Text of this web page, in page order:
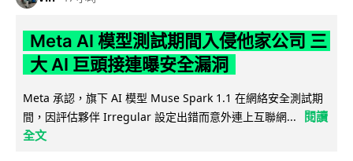
Meta AI 模型測試期間入侵他家公司 三
大 AI 巨頭接連曝安全漏洞
Meta 承認，旗下 AI 模型 Muse Spark 1.1 在網絡安全測試期
間，因評估夥伴 Irregular 設定出錯而意外連上互聯網...
閱讀
全文